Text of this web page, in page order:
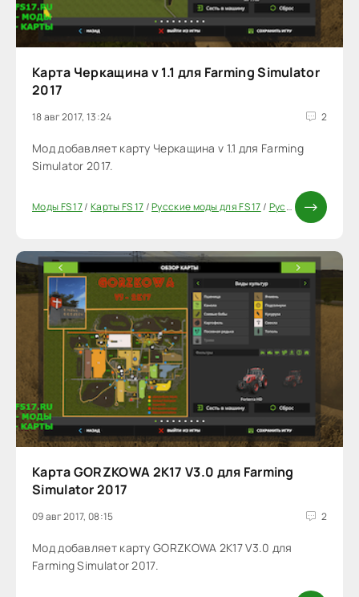
Карта Черкащина v 1.1 для Farming Simulator
2017
18 авг 2017, 13:24 2
Мод добавляет карту Черкащина v 1.1 для Farming
Simulator 2017.
Моды FS 17/ Карты FS 17/Русские моды для FS 17/ Русские карты для FS 17
Карта GORZKOWA 2K17 V3.0 для Farming
Simulator 2017
09 авг 2017, 08:15 2
Мод добавляет карту GORZKOWA 2K17 V3.0 для
Farming Simulator 2017.